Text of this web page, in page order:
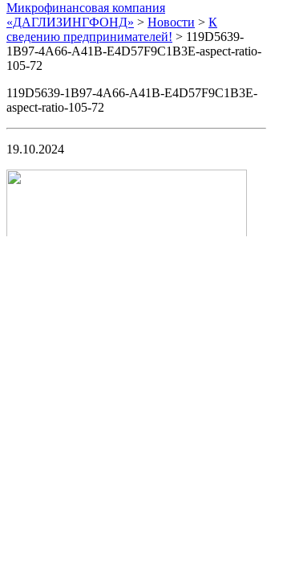
Микрофинансовая компания
«ДАГЛИЗИНГФОНД» > Новости > К
сведению предпринимателей! > 119D5639-
1B97-4A66-A41B-E4D57F9C1B3E-aspect-ratio-
105-72
119D5639-1B97-4A66-A41B-E4D57F9C1B3E-
aspect-ratio-105-72
19.10.2024